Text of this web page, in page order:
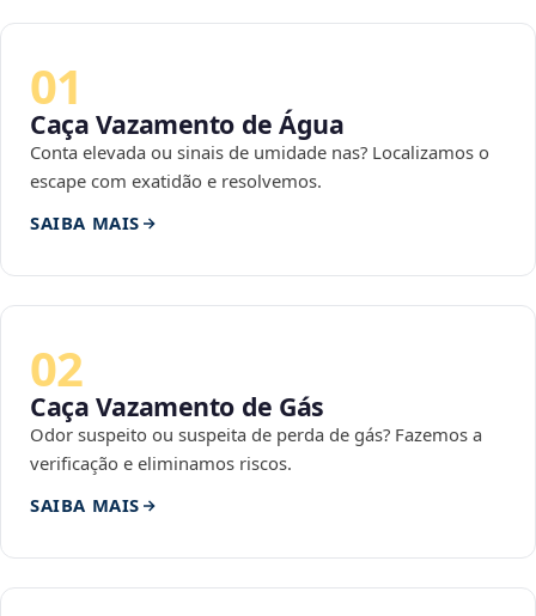
01
Caça Vazamento de Água
Conta elevada ou sinais de umidade nas? Localizamos o
escape com exatidão e resolvemos.
SAIBA MAIS
02
Caça Vazamento de Gás
Odor suspeito ou suspeita de perda de gás? Fazemos a
verificação e eliminamos riscos.
SAIBA MAIS